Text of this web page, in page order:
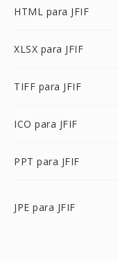
HTML para JFIF
XLSX para JFIF
TIFF para JFIF
ICO para JFIF
PPT para JFIF
JPE para JFIF